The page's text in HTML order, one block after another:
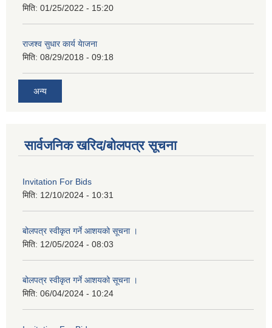
मिति: 01/25/2022 - 15:20
राजश्व सुधार कार्य येाजना
मिति: 08/29/2018 - 09:18
अन्य
सार्वजनिक खरिद/बोलपत्र सूचना
Invitation For Bids
मिति: 12/10/2024 - 10:31
बोलपत्र स्वीकृत गर्ने आशयको सूचना ।
मिति: 12/05/2024 - 08:03
बोलपत्र स्वीकृत गर्ने आशयको सूचना ।
मिति: 06/04/2024 - 10:24